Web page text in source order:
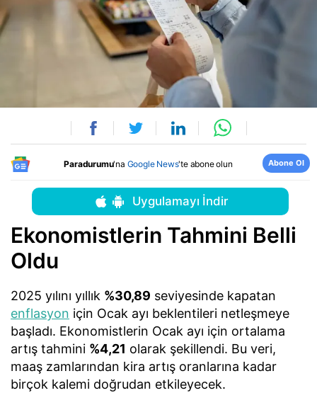
Paradurumu'na Google News'te abone olun Abone Ol
Uygulamayı İndir
Ekonomistlerin Tahmini Belli
Oldu
2025 yılını yıllık %30,89 seviyesinde kapatan
enflasyon için Ocak ayı beklentileri netleşmeye
başladı. Ekonomistlerin Ocak ayı için ortalama
artış tahmini %4,21 olarak şekillendi. Bu veri,
maaş zamlarından kira artış oranlarına kadar
birçok kalemi doğrudan etkileyecek.